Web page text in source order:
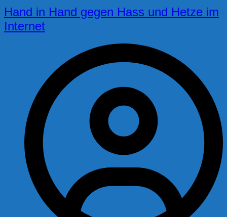
Hand in Hand gegen Hass und Hetze im
Internet